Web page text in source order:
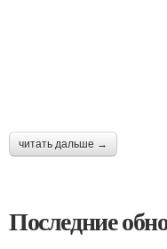
читать дальше →
Последние